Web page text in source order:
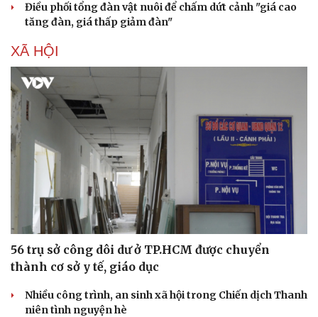
Điều phối tổng đàn vật nuôi để chấm dứt cảnh "giá cao
tăng đàn, giá thấp giảm đàn"
XÃ HỘI
56 trụ sở công dôi dư ở TP.HCM được chuyển
thành cơ sở y tế, giáo dục
Nhiều công trình, an sinh xã hội trong Chiến dịch Thanh
niên tình nguyện hè